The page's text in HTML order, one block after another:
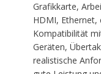
Grafikkarte,
HDMI, Ethernet,
Kompatibilität
Geräten,
realistische